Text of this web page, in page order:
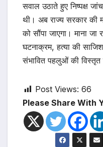
सवाल उठाते हुए निष्पक्ष
थी। अब राज्य सरकार की
को सौंपा जाएगा। माना
घटनाक्रम, हत्या की
संभावित पहलुओं की विस्तृत
Post Views: 66
Please Share With